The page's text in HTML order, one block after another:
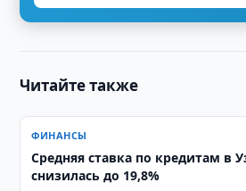
Читайте также
ФИНАНСЫ
Средняя ставка по кредитам в
снизилась до 19,8%